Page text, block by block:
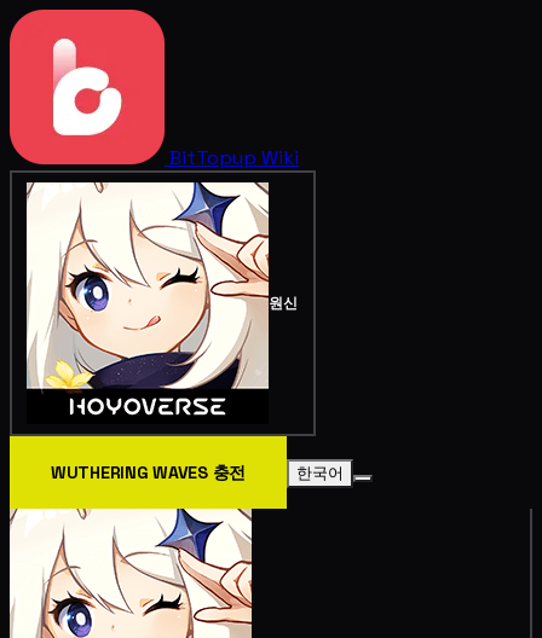
BitTopup Wiki
원신
WUTHERING WAVES 충전 한국어